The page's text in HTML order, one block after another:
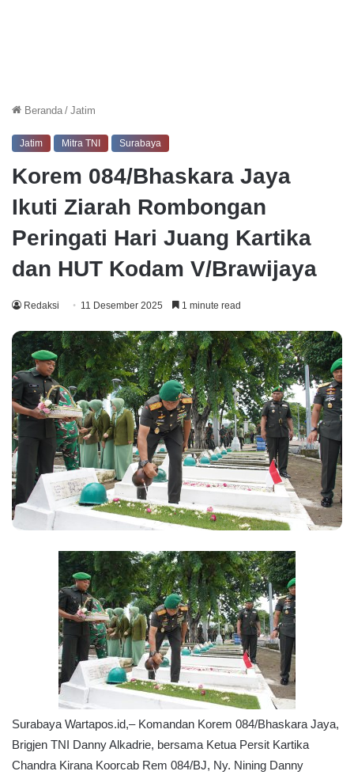
Beranda / Jatim
Jatim Mitra TNI Surabaya
Korem 084/Bhaskara Jaya
Ikuti Ziarah Rombongan
Peringati Hari Juang Kartika
dan HUT Kodam V/Brawijaya
Redaksi 11 Desember 2025 1 minute read
Surabaya Wartapos.id,– Komandan Korem 084/Bhaskara Jaya,
Brigjen TNI Danny Alkadrie, bersama Ketua Persit Kartika
Chandra Kirana Koorcab Rem 084/BJ, Ny. Nining Danny